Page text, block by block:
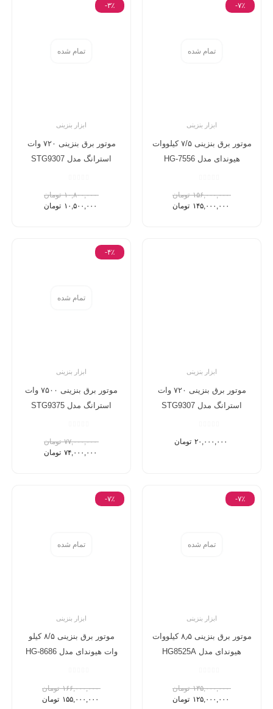
تمام شده
ابزار بنزینی
موتور برق بنزینی ۷/۵ کیلووات
هیوندای مدل HG-7556
تومان
۱۵۶,۰۰۰,۰۰۰
تومان
-۷٪
تمام شده
ابزار بنزینی
موتور برق بنزینی ۷۲۰ وات
استرانگ مدل STG9307
تومان
۱۰,۸۰۰,۰۰۰
تومان
-۳٪
ابزار بنزینی
موتور برق بنزینی ۷۲۰ وات
استرانگ مدل STG9307
تومان
تمام شده
ابزار بنزینی
موتور برق بنزینی ۷۵۰۰ وات
استرانگ مدل STG9375
تومان
۷۷,۰۰۰,۰۰۰
تومان
-۴٪
تمام شده
ابزار بنزینی
موتور برق بنزینی ۸٫۵ کیلووات
هیوندای مدل HG8525A
تومان
۱۳۵,۰۰۰,۰۰۰
تومان
-۷٪
تمام شده
ابزار بنزینی
موتور برق بنزینی ۸/۵ کیلو
وات هیوندای مدل HG-8686
تومان
۱۶۶,۰۰۰,۰۰۰
تومان
-۷٪